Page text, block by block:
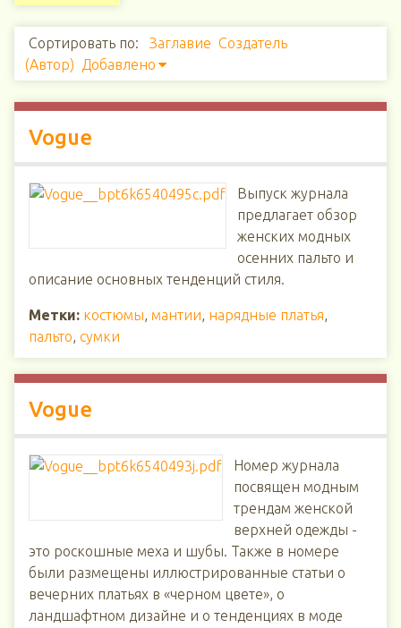
Сортировать по: Заглавие Создатель
(Автор)
Добавлено
Vogue
Выпуск журнала
предлагает обзор
женских модных
осенних пальто и
описание основных тенденций стиля.
Метки: костюмы, мантии, нарядные платья,
пальто, сумки
Vogue
Номер журнала
посвящен модным
трендам женской
верхней одежды -
это роскошные меха и шубы. Также в номере
были размещены иллюстрированные статьи о
вечерних платьях в «черном цвете», о
ландшафтном дизайне и о тенденциях в моде